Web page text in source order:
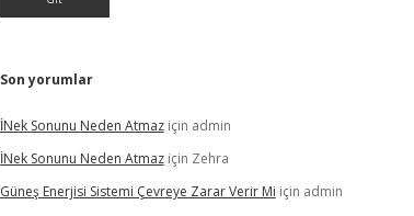
Son yorumlar
İNek Sonunu Neden Atmaziçin admin
İNek Sonunu Neden Atmaziçin Zehra
Güneş Enerjisi Sistemi Çevreye Zarar Verir Mi için admin